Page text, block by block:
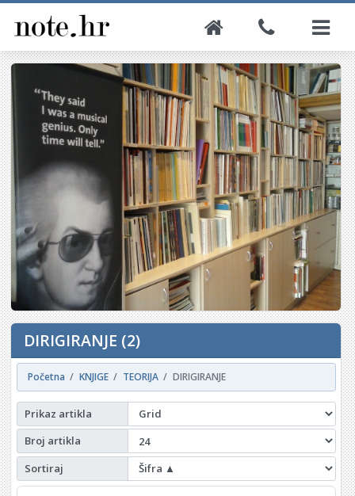
DIRIGIRANJE (2)
Početna KNJIGE TEORIJA DIRIGIRANJE
Prikaz artikla
Broj artikla
Sortiraj